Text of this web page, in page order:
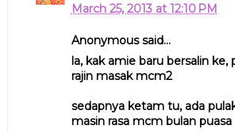
March 25, 2013 at 12:10 PM
Anonymous said...
la, kak amie baru bersalin ke,
rajin masak mcm2
sedapnya ketam tu, ada
masin rasa mcm bulan puasa